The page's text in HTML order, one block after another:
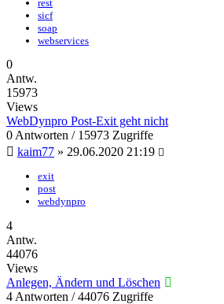
rest
sicf
soap
webservices
0
Antw.
15973
Views
WebDynpro Post-Exit geht nicht
0 Antworten / 15973 Zugriffe
kaim77 » 29.06.2020 21:19
exit
post
webdynpro
4
Antw.
44076
Views
Anlegen, Ändern und Löschen
4 Antworten / 44076 Zugriffe